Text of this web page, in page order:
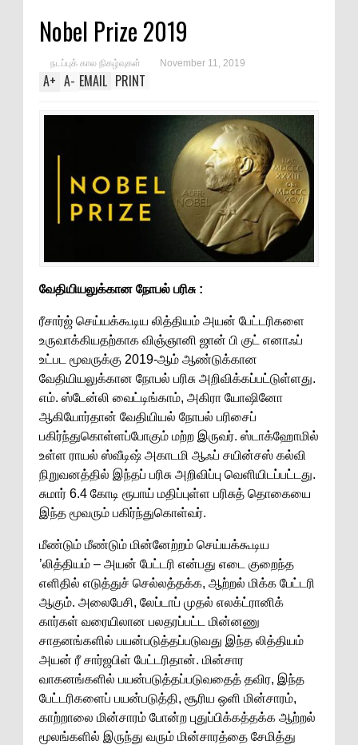
Nobel Prize 2019
நடப்புக் கால நிகழ்வுகள் November 11, 2019
A+ A- EMAIL PRINT
வேதியியலுக்கான நோபல் பரிசு :
ரீசார்ஜ் செய்யக்கூடிய லித்தியம் அயன் பேட்டரிகளை
உருவாக்கியதற்காக விஞ்ஞானி ஜான் பி குட் எனாஃப்
உட்பட மூவருக்கு 2019-ஆம் ஆண்டுக்கான
வேதியியலுக்கான நோபல் பரிசு அறிவிக்கப்பட்டுள்ளது.
எம். ஸ்டேன்லி வைட்டிங்காம், அகிரா யோஷினோ
ஆகியோர்தான் வேதியியல் நோபல் பரிசைப்
பகிர்ந்துகொள்ளப்போகும் மற்ற இருவர். ஸ்டாக்ஹோமில்
உள்ள ராயல் ஸ்வீடிஷ் அகாடமி ஆஃப் சயின்சஸ் கல்வி
நிறுவனத்தில் இந்தப் பரிசு அறிவிப்பு வெளியிடப்பட்டது.
சுமார் 6.4 கோடி ரூபாய் மதிப்புள்ள பரிசுத் தொகையை
இந்த மூவரும் பகிர்ந்துகொள்வர்.
மீண்டும் மீண்டும் மின்னேற்றம் செய்யக்கூடிய
’லித்தியம் – அயன் பேட்டரி என்பது எடை குறைந்த
எளிதில் எடுத்துச் செல்லத்தக்க, ஆற்றல் மிக்க பேட்டரி
ஆகும். அலைபேசி, லேப்டாப் முதல் எலக்ட்ரானிக்
கார்கள் வரையிலான பலதரப்பட்ட மின்னணு
சாதனங்களில் பயன்படுத்தப்படுவது இந்த லித்தியம்
அயன் ரீ சார்ஜபிள் பேட்டரிதான். மின்சார
வாகனங்களில் பயன்படுத்தப்படுவதைத் தவிர, இந்த
பேட்டரிகளைப் பயன்படுத்தி, சூரிய ஒளி மின்சாரம்,
காற்றாலை மின்சாரம் போன்ற புதுப்பிக்கத்தக்க ஆற்றல்
மூலங்களில் இருந்து வரும் மின்சாரத்தை சேமித்து